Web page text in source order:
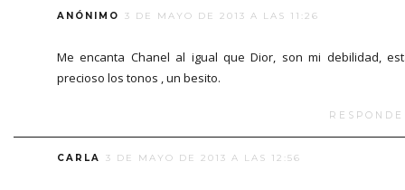
ANÓNIMO 3 DE MAYO DE 2013 A LAS 11:26
Me encanta Chanel al igual que Dior, son mi debilidad,
precioso los tonos , un besito.
CARLA 3 DE MAYO DE 2013 A LAS 12:56